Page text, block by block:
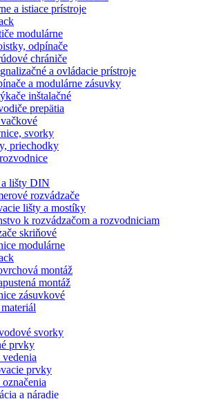
a istiace prístroje
modulárne
odpínače
chrániče
a ovládacie prístroje
a modulárne zásuvky
inštalačné
prepätia
svorky
priechodky
lišty DIN
rozvádzače
lišty a mostíky
k rozvádzačom a rozvodniciam
skriňové
modulárne
montáž
montáž
zásuvkové
svorky
prvky
prvky
a náradie